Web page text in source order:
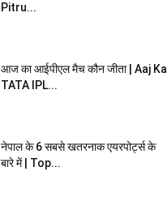
Pitru...
आज का आईपीएल मैच कौन जीता | Aaj Ka
TATA IPL...
नेपाल के 6 सबसे खतरनाक एयरपोर्ट्स के
बारे में | Top...